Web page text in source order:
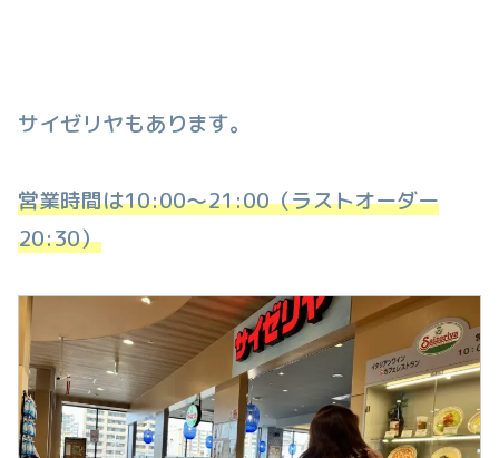
サイゼリヤもあります。
営業時間は10:00〜21:00（ラストオーダー
20:30）